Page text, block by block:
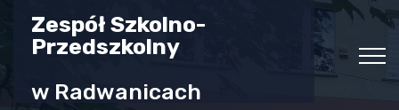
Zespół Szkolno-
Przedszkolny
w Radwanicach